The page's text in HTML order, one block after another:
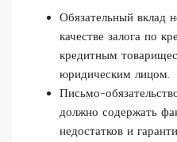
Обязательный вклад
качестве залога по
кредитным
юридическим лицом.
Письмо-
должно содержать
недостатков и